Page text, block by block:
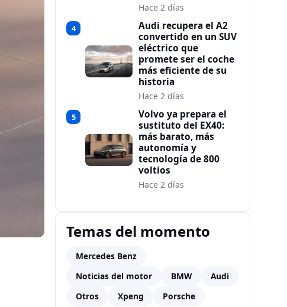
Hace 2 días
4
Audi recupera el A2
convertido en un SUV
eléctrico que
promete ser el coche
más eficiente de su
historia
Hace 2 días
5
Volvo ya prepara el
sustituto del EX40:
más barato, más
autonomía y
tecnología de 800
voltios
Hace 2 días
Temas del momento
Mercedes Benz
Noticias del motor
BMW
Audi
Otros
Xpeng
Porsche